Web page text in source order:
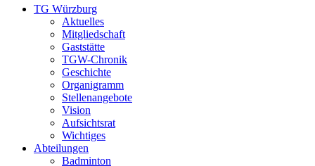
TG Würzburg
Aktuelles
Mitgliedschaft
Gaststätte
TGW-Chronik
Geschichte
Organigramm
Stellenangebote
Vision
Aufsichtsrat
Wichtiges
Abteilungen
Badminton